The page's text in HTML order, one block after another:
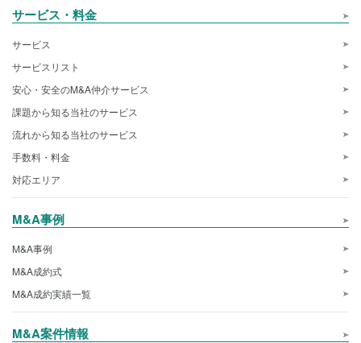
サービス・料金
サービス
サービスリスト
安心・安全のM&A仲介サービス
課題から知る当社のサービス
流れから知る当社のサービス
手数料・料金
対応エリア
M&A事例
M&A事例
M&A成約式
M&A成約実績一覧
M&A案件情報